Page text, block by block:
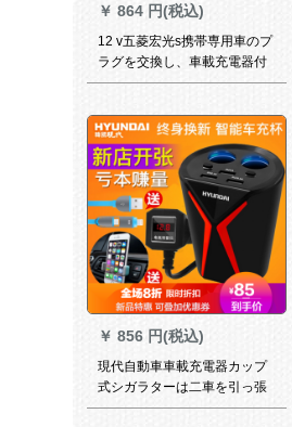
￥ 864 円(税込)
12 v五菱宏光s携帯専用車のプ
ラグを交換し、車載充電器付
き携帯電話を充電します。
￥ 856 円(税込)
現代自動車車載充電器カップ
式シガラターは二車を引っ張
って三USB多孔質スマート車